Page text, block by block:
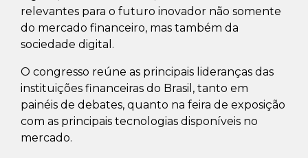
relevantes para o futuro inovador não somente
do mercado financeiro, mas também da
sociedade digital.
O congresso reúne as principais lideranças das
instituições financeiras do Brasil, tanto em
painéis de debates, quanto na feira de exposição
com as principais tecnologias disponíveis no
mercado.